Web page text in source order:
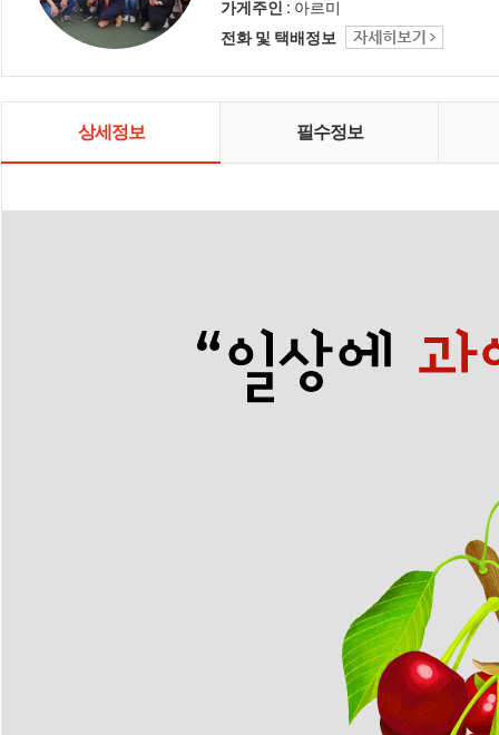
하고 있습니다. 아름다운커피는 공
정무역으로 거래된 제품을 판매할
뿐만 아니라, 국내 인식개선 교육과
있습니다. 이를 통해, 생산자들의 노
에서 벗어날 수 있도록 돕고 있습니
가게주인 : 아르미
전화 및 택배정보
상세정보 필수정보